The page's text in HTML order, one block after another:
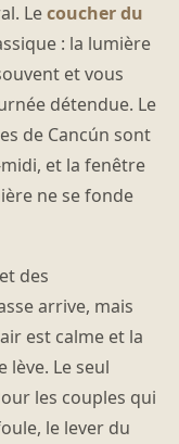
Lecoucher du
: la lumière
et vous
détendue. Le
de Cancún sont
et la fenêtre
ne se fonde
des
arrive, mais
est calme et la
lève. Le seul
les couples qui
le lever du